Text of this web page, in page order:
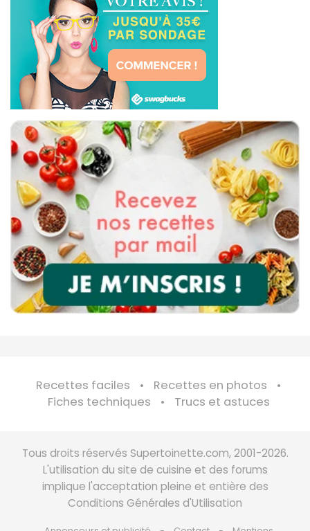
Recettes faciles
Recettes en photos
Fiches techniques
Trucs et astuces
Tous droits réservés Supertoinette.com, 2001-2026.
L'utilisation du site de cuisine et des forums
implique l'acceptation pleine et entière des
Conditions Générales d'Utilisation